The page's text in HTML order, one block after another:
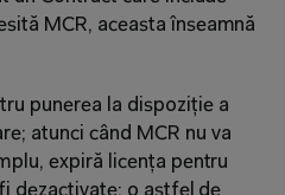
MCR, aceasta înseamnă
punerea la dispoziție a
atunci când MCR nu va
expiră licența pentru
dezactivate; o astfel de